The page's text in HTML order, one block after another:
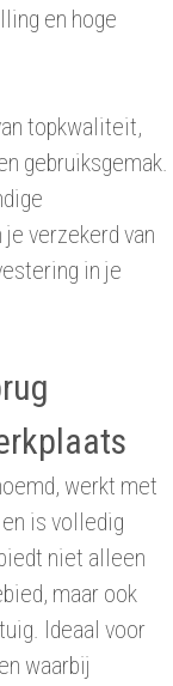
en hoge
topkwaliteit,
gebruiksgemak.
verzekerd van
in je
werkt met
is volledig
niet alleen
maar ook
Ideaal voor
waarbij